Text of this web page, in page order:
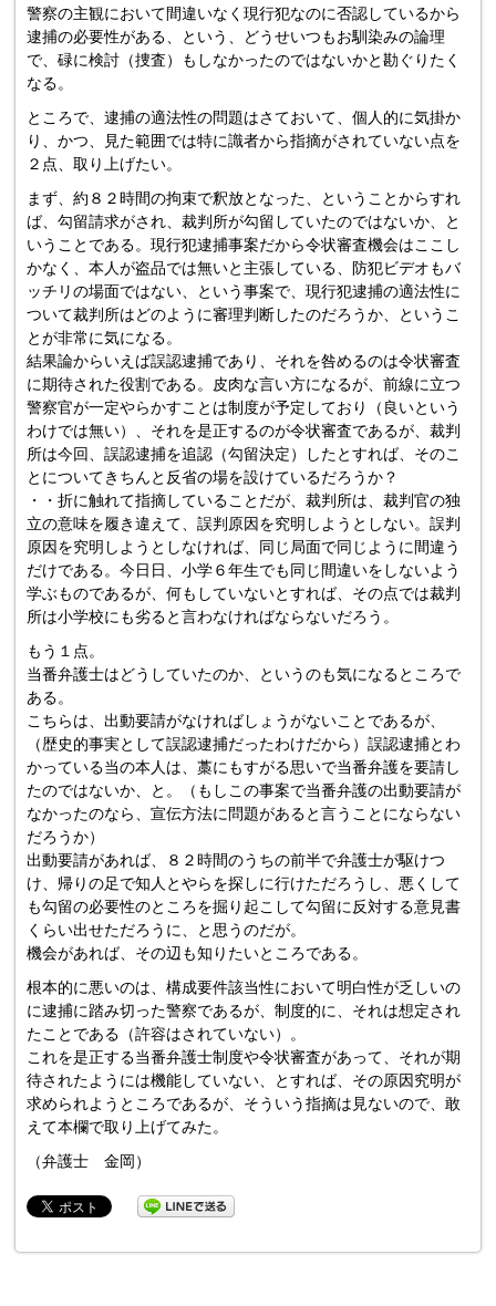
警察の主観において間違いなく現行犯なのに否認しているから
逮捕の必要性がある、という、どうせいつもお馴染みの論理
で、碌に検討（捜査）もしなかったのではないかと勘ぐりたく
なる。
ところで、逮捕の適法性の問題はさておいて、個人的に気掛か
り、かつ、見た範囲では特に識者から指摘がされていない点を
２点、取り上げたい。
まず、約８２時間の拘束で釈放となった、ということからすれ
ば、勾留請求がされ、裁判所が勾留していたのではないか、と
いうことである。現行犯逮捕事案だから令状審査機会はここし
かなく、本人が盗品では無いと主張している、防犯ビデオもバ
ッチリの場面ではない、という事案で、現行犯逮捕の適法性に
ついて裁判所はどのように審理判断したのだろうか、というこ
とが非常に気になる。
結果論からいえば誤認逮捕であり、それを咎めるのは令状審査
に期待された役割である。皮肉な言い方になるが、前線に立つ
警察官が一定やらかすことは制度が予定しており（良いという
わけでは無い）、それを是正するのが令状審査であるが、裁判
所は今回、誤認逮捕を追認（勾留決定）したとすれば、そのこ
とについてきちんと反省の場を設けているだろうか？
・・折に触れて指摘していることだが、裁判所は、裁判官の独
立の意味を履き違えて、誤判原因を究明しようとしない。誤判
原因を究明しようとしなければ、同じ局面で同じように間違う
だけである。今日日、小学６年生でも同じ間違いをしないよう
学ぶものであるが、何もしていないとすれば、その点では裁判
所は小学校にも劣ると言わなければならないだろう。
もう１点。
当番弁護士はどうしていたのか、というのも気になるところで
ある。
こちらは、出動要請がなければしょうがないことであるが、
（歴史的事実として誤認逮捕だったわけだから）誤認逮捕とわ
かっている当の本人は、藁にもすがる思いで当番弁護を要請し
たのではないか、と。（もしこの事案で当番弁護の出動要請が
なかったのなら、宣伝方法に問題があると言うことにならない
だろうか）
出動要請があれば、８２時間のうちの前半で弁護士が駆けつ
け、帰りの足で知人とやらを探しに行けただろうし、悪くして
も勾留の必要性のところを掘り起こして勾留に反対する意見書
くらい出せただろうに、と思うのだが。
機会があれば、その辺も知りたいところである。
根本的に悪いのは、構成要件該当性において明白性が乏しいの
に逮捕に踏み切った警察であるが、制度的に、それは想定され
たことである（許容はされていない）。
これを是正する当番弁護士制度や令状審査があって、それが期
待されたようには機能していない、とすれば、その原因究明が
求められようところであるが、そういう指摘は見ないので、敢
えて本欄で取り上げてみた。
（弁護士 金岡）